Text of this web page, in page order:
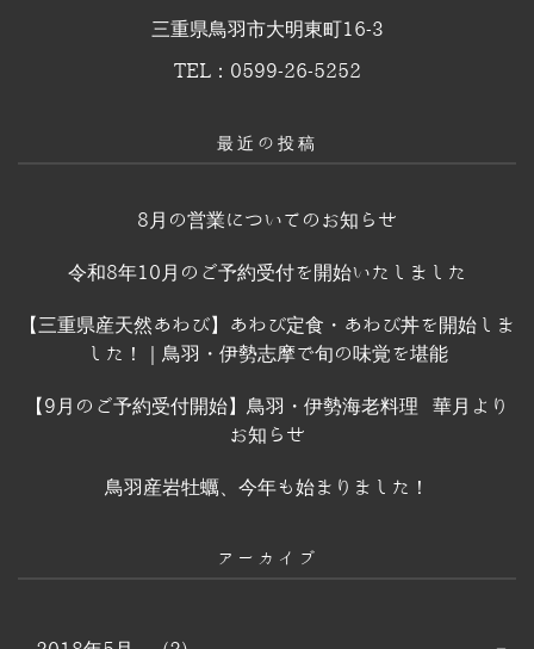
三重県鳥羽市大明東町16-3
TEL：0599-26-5252
最近の投稿
8月の営業についてのお知らせ
令和8年10月のご予約受付を開始いたしました
【三重県産天然あわび】あわび定食・あわび丼を開始しま
した！｜鳥羽・伊勢志摩で旬の味覚を堪能
【9月のご予約受付開始】鳥羽・伊勢海老料理 華月より
お知らせ
鳥羽産岩牡蠣、今年も始まりました！
アーカイブ